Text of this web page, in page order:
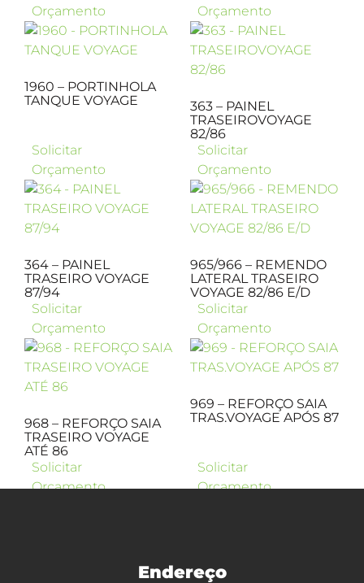
Orçamento
Orçamento
1960 – PORTINHOLA
TANQUE VOYAGE
Solicitar
Orçamento
363 – PAINEL
TRASEIROVOYAGE
82/86
Solicitar
Orçamento
364 – PAINEL
TRASEIRO VOYAGE
87/94
Solicitar
Orçamento
965/966 – REMENDO
LATERAL TRASEIRO
VOYAGE 82/86 E/D
Solicitar
Orçamento
968 – REFORÇO SAIA
TRASEIRO VOYAGE
ATÉ 86
Solicitar
Orçamento
969 – REFORÇO SAIA
TRAS.VOYAGE APÓS 87
Solicitar
Orçamento
Endereço